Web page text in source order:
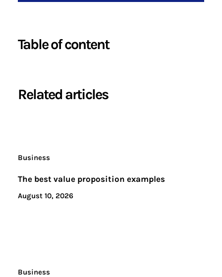
Table of content
Related articles
Business
The best value proposition examples
August 10, 2026
Business